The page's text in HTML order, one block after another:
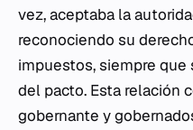
vez, aceptaba la
reconociendo su
impuestos, siempre
del pacto. Esta relación
gobernante y